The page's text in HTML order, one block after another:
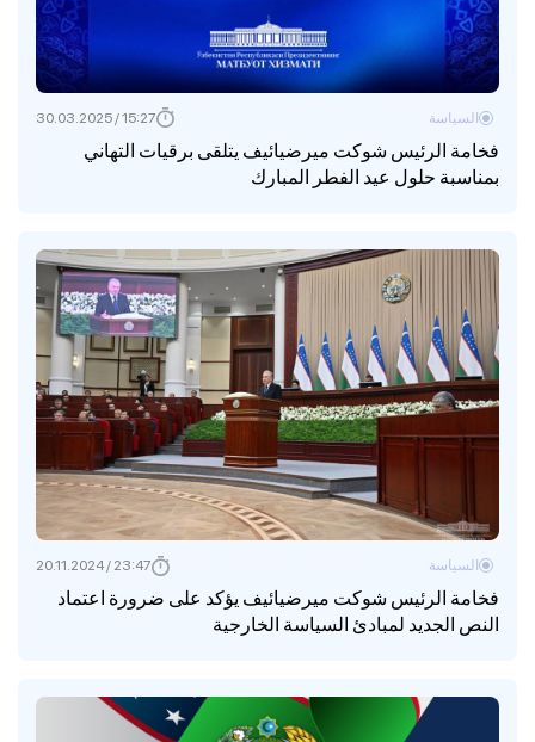
فخامة الرئيس شوكت ميرضيائيف يتلقى برقيات التهاني
بمناسبة حلول عيد الفطر المبارك
السياسة 15:27 / 30.03.2025
فخامة الرئيس شوكت ميرضيائيف يؤكد على ضرورة اعتماد
النص الجديد لمبادئ السياسة الخارجية
السياسة 23:47 / 20.11.2024